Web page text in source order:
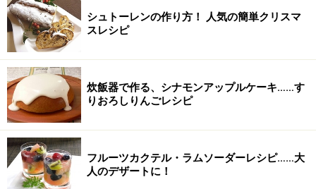
シュトーレンの作り方！ 人気の簡単クリスマ
スレシピ
炊飯器で作る、シナモンアップルケーキ……す
りおろしりんごレシピ
フルーツカクテル・ラムソーダーレシピ……大
人のデザートに！